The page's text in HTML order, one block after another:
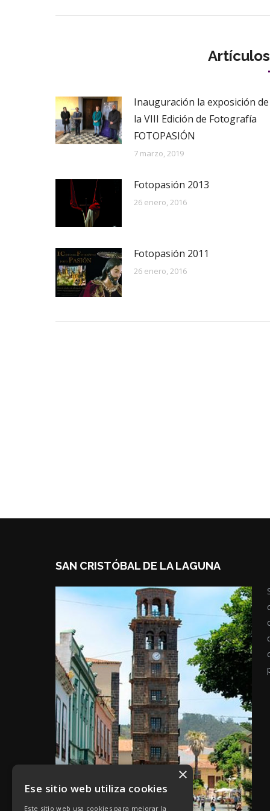
Inauguración la exposición de
la VIII Edición de Fotografía
FOTOPASIÓN
7 marzo, 2019
Fotopasión 2013
26 enero, 2016
Fotopasión 2011
26 enero, 2016
SAN CRISTÓBAL DE LA LAGUNA
×
Ese sitio web utiliza cookies
Este sitio web usa cookies para mejorar la